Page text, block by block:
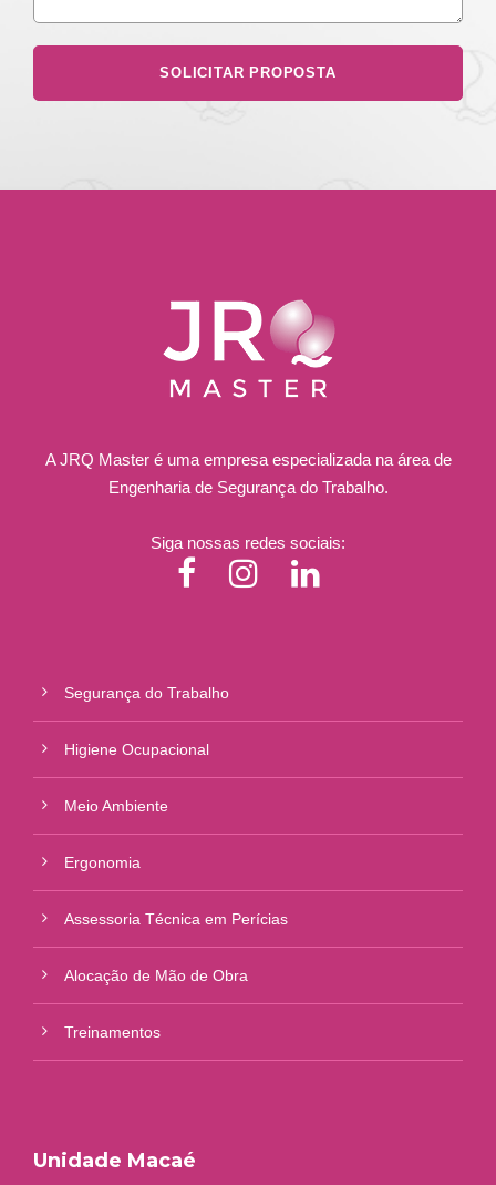
A JRQ Master é uma empresa especializada na área de
Engenharia de Segurança do Trabalho.
Siga nossas redes sociais:
Segurança do Trabalho
Higiene Ocupacional
Meio Ambiente
Ergonomia
Assessoria Técnica em Perícias
Alocação de Mão de Obra
Treinamentos
Unidade Macaé